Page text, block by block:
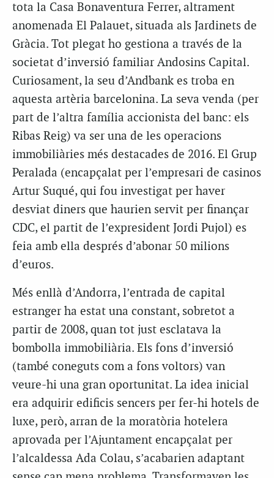
tota la Casa Bonaventura Ferrer, altrament
anomenada El Palauet, situada als Jardinets de
Gràcia. Tot plegat ho gestiona a través de la
societat d’inversió familiar Andosins Capital.
Curiosament, la seu d’Andbank es troba en
aquesta artèria barcelonina. La seva venda (per
part de l’altra família accionista del banc: els
Ribas Reig) va ser una de les operacions
immobiliàries més destacades de 2016. El Grup
Peralada (encapçalat per l’empresari de casinos
Artur Suqué, qui fou investigat per haver
desviat diners que haurien servit per finançar
CDC, el partit de l’expresident Jordi Pujol) es
feia amb ella després d’abonar 50 milions
d’euros.
Més enllà d’Andorra, l’entrada de capital
estranger ha estat una constant, sobretot a
partir de 2008, quan tot just esclatava la
bombolla immobiliària. Els fons d’inversió
(també coneguts com a fons voltors) van
veure-hi una gran oportunitat. La idea inicial
era adquirir edificis sencers per fer-hi hotels de
luxe, però, arran de la moratòria hotelera
aprovada per l’Ajuntament encapçalat per
l’alcaldessa Ada Colau, s’acabarien adaptant